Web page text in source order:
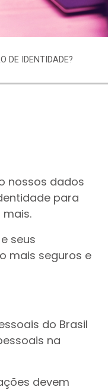
DE IDENTIDADE?
nossos dados
para
seus
mais seguros e
do Brasil
na
devem